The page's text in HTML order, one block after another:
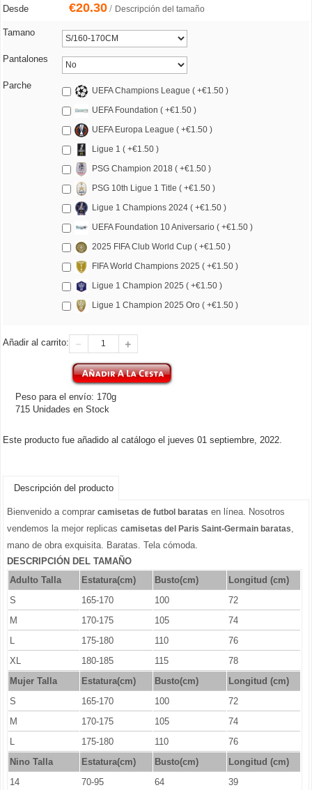
Desde €20.30/ Descripción del tamaño
Tamano
Pantalones
Parche
UEFA Champions League ( +€1.50 )
UEFA Foundation ( +€1.50 )
UEFA Europa League ( +€1.50 )
Ligue 1 ( +€1.50 )
PSG Champion 2018 ( +€1.50 )
PSG 10th Ligue 1 Title ( +€1.50 )
Ligue 1 Champions 2024 ( +€1.50 )
UEFA Foundation 10 Aniversario ( +€1.50 )
2025 FIFA Club World Cup ( +€1.50 )
FIFA World Champions 2025 ( +€1.50 )
Ligue 1 Champion 2025 ( +€1.50 )
Ligue 1 Champion 2025 Oro ( +€1.50 )
Añadir al carrito:
Peso para el envío: 170g
715 Unidades en Stock
Este producto fue añadido al catálogo el jueves 01 septiembre, 2022.
Descripción del producto
Bienvenido a comprar camisetas de futbol baratas en línea. Nosotros
vendemos la mejor replicas camisetas del Paris Saint-Germain baratas,
mano de obra exquisita. Baratas. Tela cómoda.
DESCRIPCIÓN DEL TAMAÑO
Adulto Talla
Estatura(cm) Busto(cm)
Longitud (cm)
S
165-170 100
72
M
170-175 105
74
L
175-180 110
76
XL
180-185 115
78
Mujer Talla
Estatura(cm) Busto(cm)
Longitud (cm)
S
165-170 100
72
M
170-175 105
74
L
175-180 110
76
Nino Talla
Estatura(cm) Busto(cm)
Longitud (cm)
14
70-95 64
39